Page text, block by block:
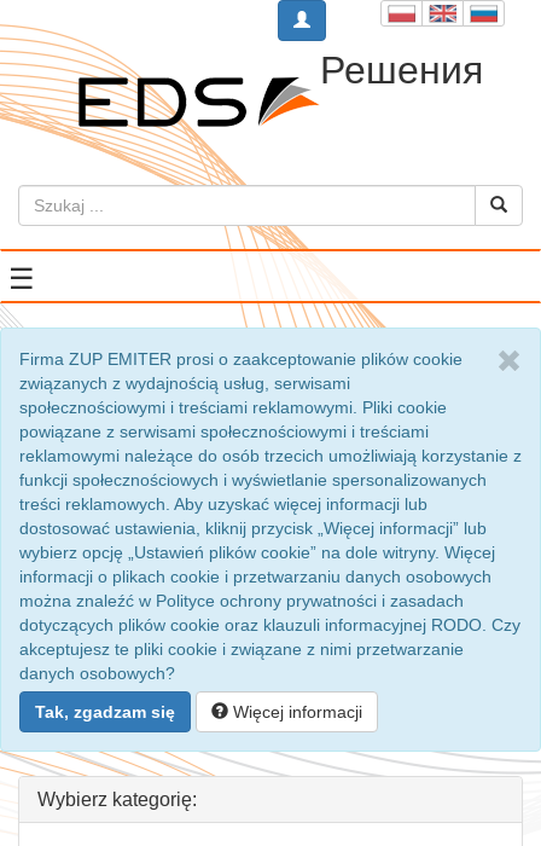
Решения
☰
Firma ZUP EMITER prosi o zaakceptowanie plików cookie
związanych z wydajnością usług, serwisami
społecznościowymi i treściami reklamowymi. Pliki cookie
powiązane z serwisami społecznościowymi i treściami
reklamowymi należące do osób trzecich umożliwiają korzystanie z
funkcji społecznościowych i wyświetlanie spersonalizowanych
treści reklamowych. Aby uzyskać więcej informacji lub
dostosować ustawienia, kliknij przycisk „Więcej informacji” lub
wybierz opcję „Ustawień plików cookie” na dole witryny. Więcej
informacji o plikach cookie i przetwarzaniu danych osobowych
można znaleźć w Polityce ochrony prywatności i zasadach
dotyczących plików cookie oraz klauzuli informacyjnej RODO. Czy
akceptujesz te pliki cookie i związane z nimi przetwarzanie
danych osobowych?
Tak, zgadzam się
Więcej informacji
Wybierz kategorię: